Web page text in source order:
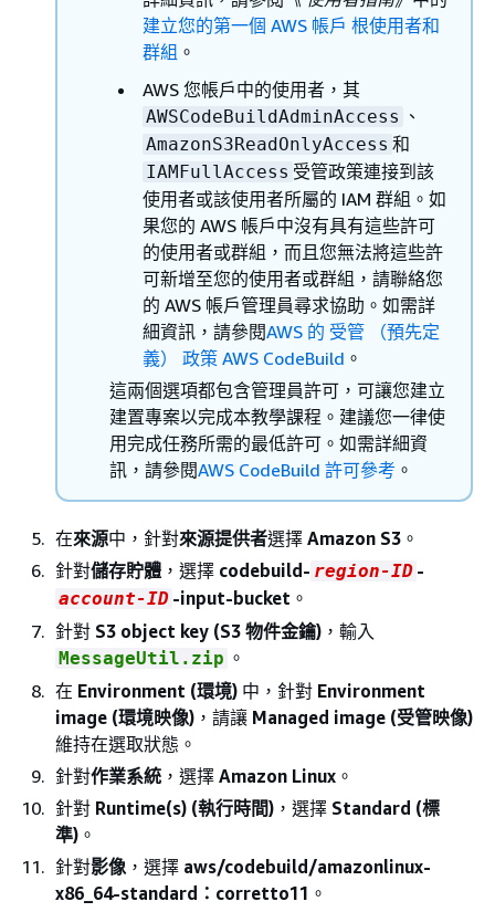
建立您的第一個 AWS 帳戶 根使用者和
群組 。
AWS 您帳戶中的使用者，其
AWSCodeBuildAdminAccess 、
AmazonS3ReadOnlyAccess 和
IAMFullAccess 受管政策連接到該
使用者或該使用者所屬的 IAM 群組。如
果您的 AWS 帳戶中沒有具有這些許可
的使用者或群組，而且您無法將這些許
可新增至您的使用者或群組，請聯絡您
的 AWS 帳戶管理員尋求協助。如需詳
細資訊，請參閱AWS 的 受管 （預先定
義） 政策 AWS CodeBuild 。
這兩個選項都包含管理員許可，可讓您建立
建置專案以完成本教學課程。建議您一律使
用完成任務所需的最低許可。如需詳細資
訊，請參閱AWS CodeBuild 許可參考 。
在來源中，針對來源提供者選擇 Amazon S3 。
針對儲存貯體 ，選擇 codebuild- region-ID -
account-ID -input-bucket 。
針對 S3 object key (S3 物件金鑰) ，輸入
MessageUtil.zip 。
在 Environment (環境) 中，針對 Environment
image (環境映像) ，請讓 Managed image (受管映像)
維持在選取狀態。
針對作業系統 ，選擇 Amazon Linux 。
針對 Runtime(s) (執行時間) ，選擇 Standard (標
準) 。
針對影像 ，選擇 aws/codebuild/amazonlinux-
x86_64-standard：corretto11 。